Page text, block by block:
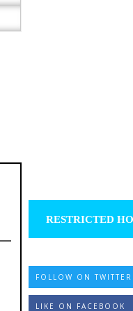
RESTRICTED
FOLLOW ON TWITTER
LIKE ON FACEBOOK